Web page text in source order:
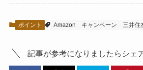
ポイント Amazon キャンペーン 三井住
記事が参考になりましたらシェ